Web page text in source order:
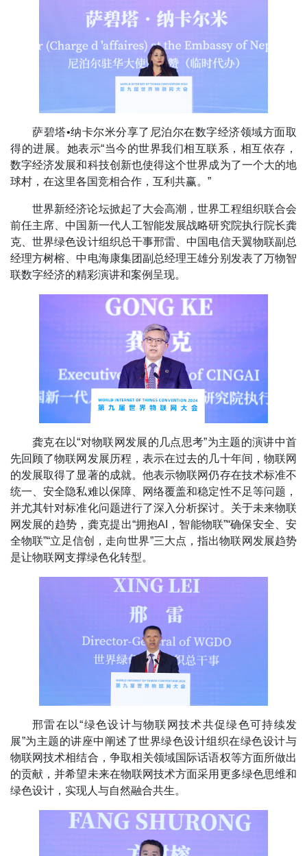
萨碧塔•纳卡尔米分享了尼泊尔在数字经济领域方面取
得的进展。她表示“当今的世界我们相互联系，相互依存，
数字经济发展和科技创新也使得这个世界成为了一个大的地
球村，在这里各国竞相合作，互利共赢。”
世界新经济论坛掀起了大会高潮，世界工程组织联合会
前任主席、中国新一代人工智能发展战略研究院执行院长龚
克、世界绿色设计组织总干事邢雷、中国电信天翼物联副总
经理方树榕、中电海康集团副总经理王雄分别发表了万物智
联数字经济的精彩演讲和案例呈现。
龚克在以“对物联网发展的几点思考”为主题的演讲中首
先回顾了物联网发展历程，表示在过去的几十年间，物联网
的发展取得了显著的成就。他表示物联网仍存在技术标准不
统一、安全隐私难以保障、网络覆盖和稳定性不足等问题，
并尤其针对标准化问题进行了深入分析探讨。关于未来物联
网发展的趋势，龚克提出“拥抱AI，智能物联”“确保安全、安
全物联”“立足信创，走向世界”三大点，指出物联网发展趋势
是让物联网支撑绿色化转型。
邢雷在以“绿色设计与物联网技术共促绿色可持续发
展”为主题的讲座中阐述了世界绿色设计组织在绿色设计与
物联网技术相结合，争取相关领域国际话语权等方面所做出
的贡献，并希望未来在物联网技术方面采用更多绿色思维和
绿色设计，实现人与自然融合共生。